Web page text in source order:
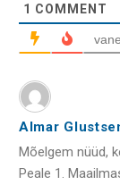
1 COMMENT
Almar
Mõelgem nüüd,
Peale 1.